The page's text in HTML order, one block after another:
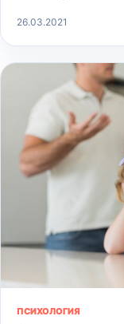
26.03.2021
ПСИХОЛОГИЯ